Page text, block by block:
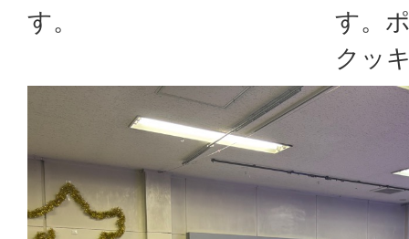
す。
す。
クッ